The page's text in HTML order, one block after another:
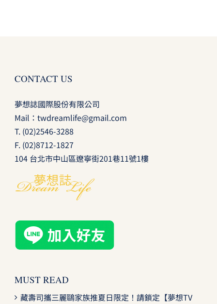
CONTACT US
夢想誌國際股份有限公司
Mail： twdreamlife@gmail.com
T. (02)2546-3288
F. (02)8712-1827
104 台北市中山區遼寧街201巷11號1樓
MUST READ
藏壽司攜三麗鷗家族推夏日限定！請鎖定【夢想TV